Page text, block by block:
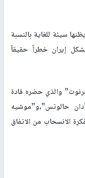
سيئة للغاية بالنسبة
إيران خطراً حقيقاً
والذي حضره قادة
حالوتس"،و"موشيه
الانسحاب من الاتفاق